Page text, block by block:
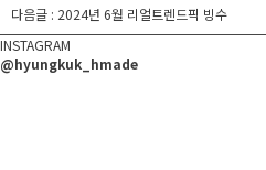
다음글 : 2024년 6월 리얼트렌드픽 빙수
INSTAGRAM
@hyungkuk_hmade